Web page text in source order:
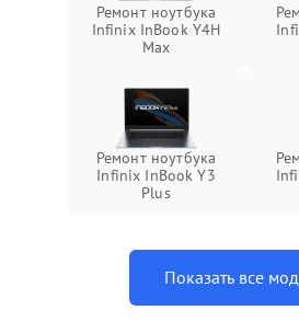
Ремонт ноутбука
Infinix InBook Y4H
Max
Ремонт ноутбука
Infinix InBook Y3
Plus
Показать все